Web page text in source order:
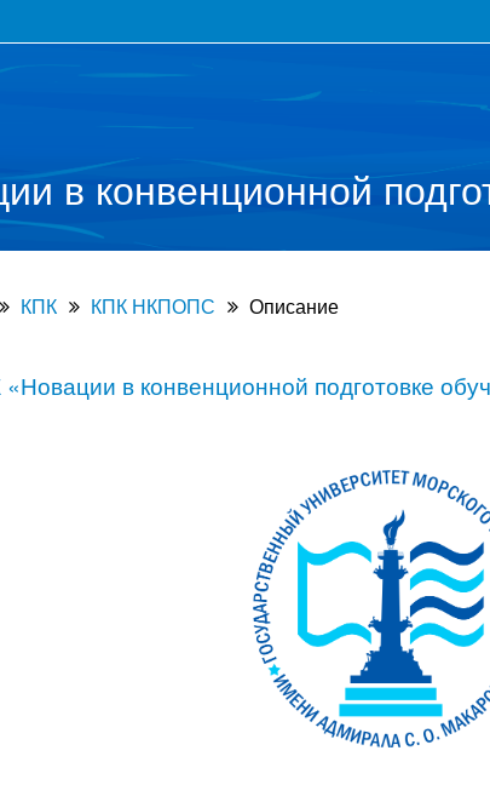
в конвенционной
КПК КПК НКПОПС Описание
в конвенционной подготовке